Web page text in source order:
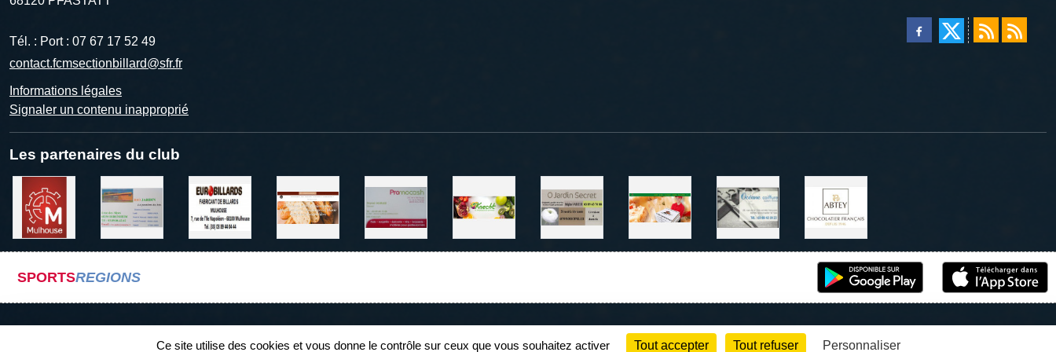
Tél. : Port : 07 67 17 52 49
contact.fcmsectionbillard@sfr.fr
Informations légales
Signaler un contenu inapproprié
Les partenaires du club
SPORTSREGIONS
Gestion des cookies
Ce site utilise des cookies et vous donne le contrôle sur ceux que vous souhaitez activer Tout accepter Tout refuser Personnaliser